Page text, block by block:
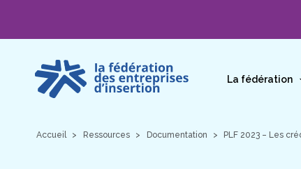
contenu
La fédération
Accueil Ressources Documentation PLF 2023 – Les